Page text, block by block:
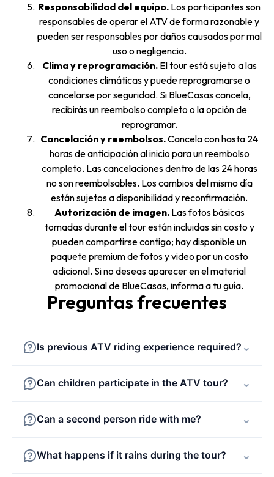
Responsabilidad del equipo. Los participantes son
responsables de operar el ATV de forma razonable y
pueden ser responsables por daños causados por mal
uso o negligencia.
Clima y reprogramación.El tour está sujeto a las
condiciones climáticas y puede reprogramarse o
cancelarse por seguridad. Si BlueCasas cancela,
recibirás un reembolso completo o la opción de
reprogramar.
Cancelación y reembolsos.Cancela con hasta 24
horas de anticipación al inicio para un reembolso
completo. Las cancelaciones dentro de las 24 horas
no son reembolsables. Los cambios del mismo día
están sujetos a disponibilidad y reconfirmación.
Autorización de imagen.Las fotos básicas
tomadas durante el tour están incluidas sin costo y
pueden compartirse contigo; hay disponible un
paquete premium de fotos y video por un costo
adicional. Si no deseas aparecer en el material
promocional de BlueCasas, informa a tu guía.
Preguntas frecuentes
Is previous ATV riding experience required? ⌄
Can children participate in the ATV tour? ⌄
Can a second person ride with me? ⌄
What happens if it rains during the tour? ⌄